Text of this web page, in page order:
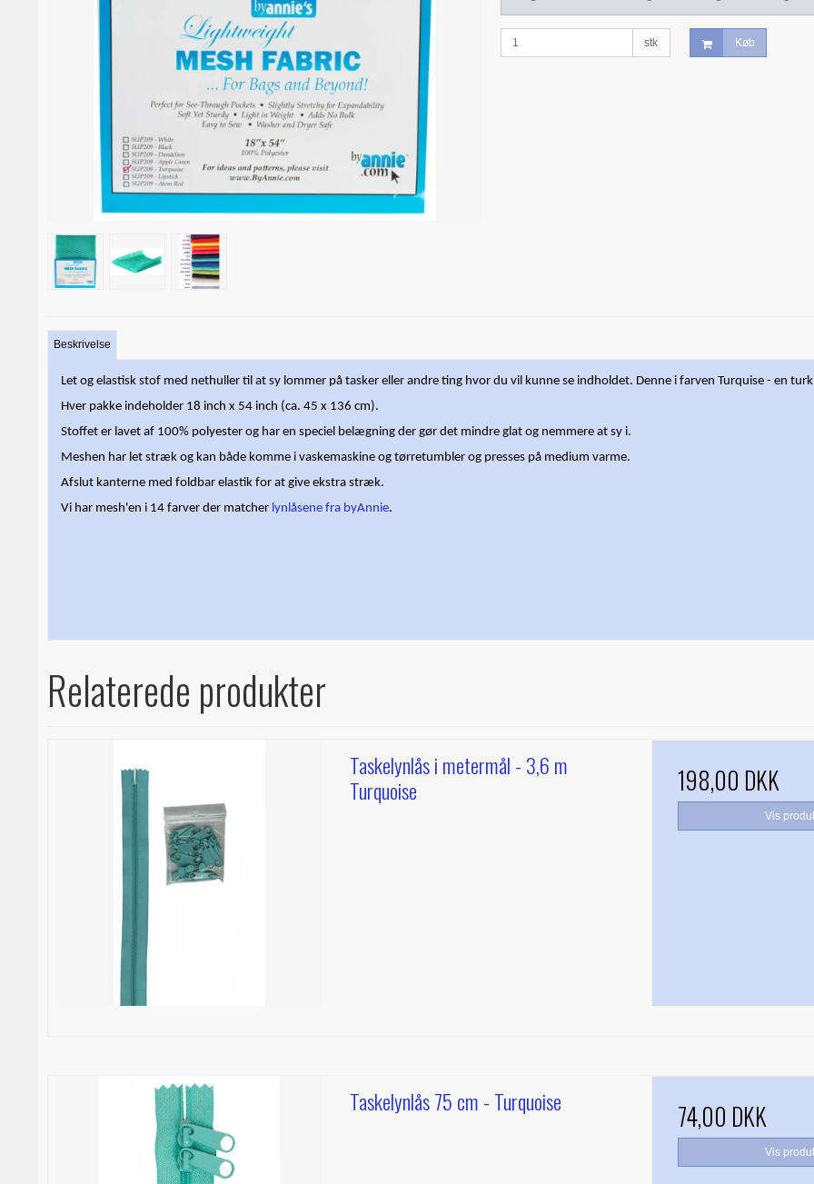
stk Køb
Beskrivelse
Let og elastisk stof med nethuller til at sy lommer på tasker eller andre ting hvor du vil kunne se indholdet. Denne i farven Turquise - en
Hver pakke indeholder 18 inch x 54 inch (ca. 45 x 136 cm).
Stoffet er lavet af 100% polyester og har en speciel belægning der gør det mindre glat og nemmere at sy i.
Meshen har let stræk og kan både komme i vaskemaskine og tørretumbler og presses på medium varme.
Afslut kanterne med foldbar elastik for at give ekstra stræk.
Vi har mesh'en i 14 farver der matcher lynlåsene fra byAnnie.
Relaterede produkter
Taskelynlås i metermål - 3,6 m
Turquoise
198,00 DKK
Vis
Taskelynlås 75 cm - Turquoise 74,00 DKK
Vis